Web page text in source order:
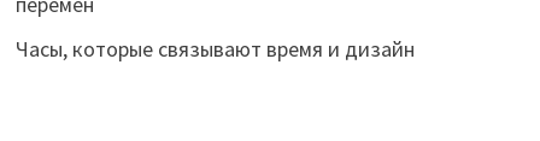
Часы, которые связывают время и дизайн